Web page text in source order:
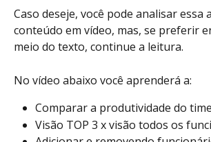
Caso deseje, você pode analisar essa
conteúdo em vídeo, mas, se preferir
meio do texto, continue a leitura.
No vídeo abaixo você aprenderá a:
Comparar a produtividade do time
Visão TOP 3 x visão todos os